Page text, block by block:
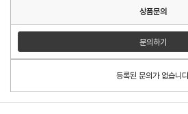
상품문의
문의하기
등록된 문의가 없습니